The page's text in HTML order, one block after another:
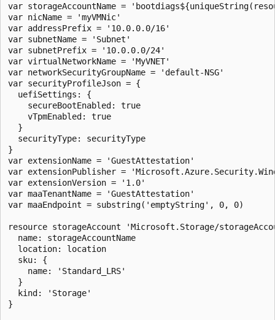
var storageAccountName =
var nicName = 'myVMNic'
var addressPrefix = '10.0.0.0/16'
var subnetName = 'Subnet'
var subnetPrefix = '10.0.0.0/24'
var virtualNetworkName = 'MyVNET'
var networkSecurityGroupName = 'default-NSG'
var securityProfileJson = {
  uefiSettings: {
    secureBootEnabled: true
    vTpmEnabled: true
  }
  securityType: securityType
}
var extensionName = 'GuestAttestation'
var extensionPublisher =
var extensionVersion = '1.0'
var maaTenantName = 'GuestAttestation'
var maaEndpoint = substring('emptyString', 0, 0)
resource storageAccount 'Microsoft.Storage/
  name: storageAccountName
  location: location
  sku: {
    name: 'Standard_LRS'
  }
  kind: 'Storage'
}